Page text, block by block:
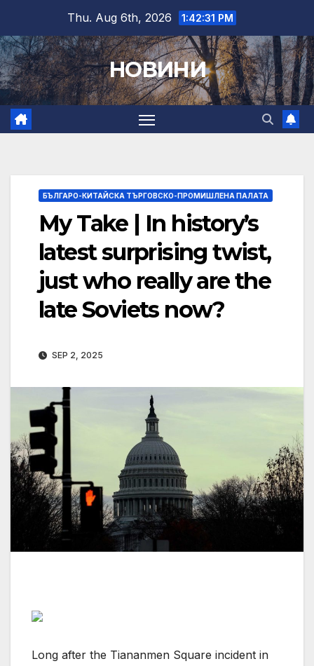
content
Thu. Aug 6th, 2026 1:42:32 PM
НОВИНИ
БЪЛГАРО-КИТАЙСКА ТЪРГОВСКО-ПРОМИШЛЕНА ПАЛАТА
My Take | In history’s
latest surprising twist,
just who really are the
late Soviets now?
SEP 2, 2025
Long after the Tiananmen Square incident in